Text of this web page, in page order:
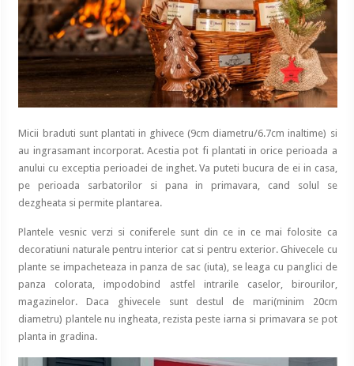
Micii braduti sunt plantati in ghivece (9cm diametru/6.7cm inaltime) si
au ingrasamant incorporat. Acestia pot fi plantati in orice perioada a
anului cu exceptia perioadei de inghet. Va puteti bucura de ei in casa,
pe perioada sarbatorilor si pana in primavara, cand solul se
dezgheata si permite plantarea.
Plantele vesnic verzi si coniferele sunt din ce in ce mai folosite ca
decoratiuni naturale pentru interior cat si pentru exterior. Ghivecele cu
plante se impacheteaza in panza de sac (iuta), se leaga cu panglici de
panza colorata, impodobind astfel intrarile caselor, birourilor,
magazinelor. Daca ghivecele sunt destul de mari(minim 20cm
diametru) plantele nu ingheata, rezista peste iarna si primavara se pot
planta in gradina.